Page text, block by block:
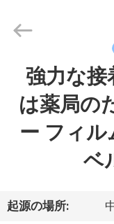
ク
2017
(Xiamen)
Industry
Rights
強力な接
は薬局の
ー フィル
ベ
起源の場所: